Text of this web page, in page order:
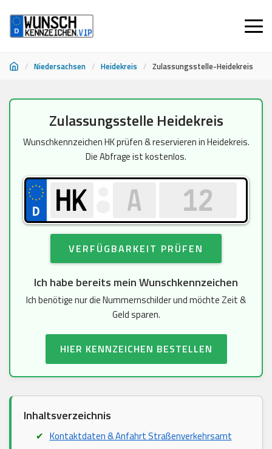
/ Niedersachsen / Heidekreis / Zulassungsstelle-Heidekreis
springen
Zulassungsstelle Heidekreis
Wunschkennzeichen HK prüfen & reservieren in Heidekreis.
Die Abfrage ist kostenlos.
VERFÜGBARKEIT PRÜFEN
Ich habe bereits mein Wunschkennzeichen
Ich benötige nur die Nummernschilder und möchte Zeit &
Geld sparen.
HIER KENNZEICHEN BESTELLEN
Inhaltsverzeichnis
Kontaktdaten & Anfahrt Straßenverkehrsamt